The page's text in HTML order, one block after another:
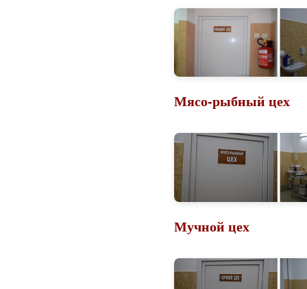
Мясо-рыбный цех
Мучной цех